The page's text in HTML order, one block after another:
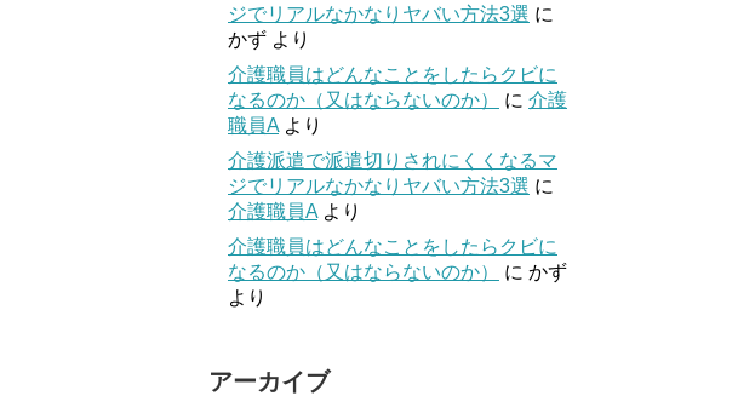
ジでリアルなかなりヤバい方法3選 に
かず より
介護職員はどんなことをしたらクビに
なるのか（又はならないのか）
に 介護
職員A より
介護派遣で派遣切りされにくくなるマ
ジでリアルなかなりヤバい方法3選 に
介護職員A より
介護職員はどんなことをしたらクビに
なるのか（又はならないのか）
に かず
より
アーカイブ